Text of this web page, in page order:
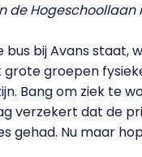
de Hogeschoollaan
bus bij Avans
grote groepen
Bang om ziek te
verzekert dat de
gehad. Nu maar